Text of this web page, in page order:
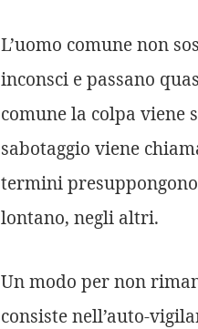
L’uomo comune non
inconsci e passano
comune la colpa viene
sabotaggio viene
termini
lontano, negli altri.
Un modo per non
consiste nell’auto-